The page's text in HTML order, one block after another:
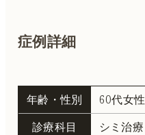
症例詳細
年齢・性別
60代女性
診療科目
シミ治療